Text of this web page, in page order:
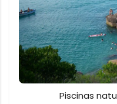
Piscinas